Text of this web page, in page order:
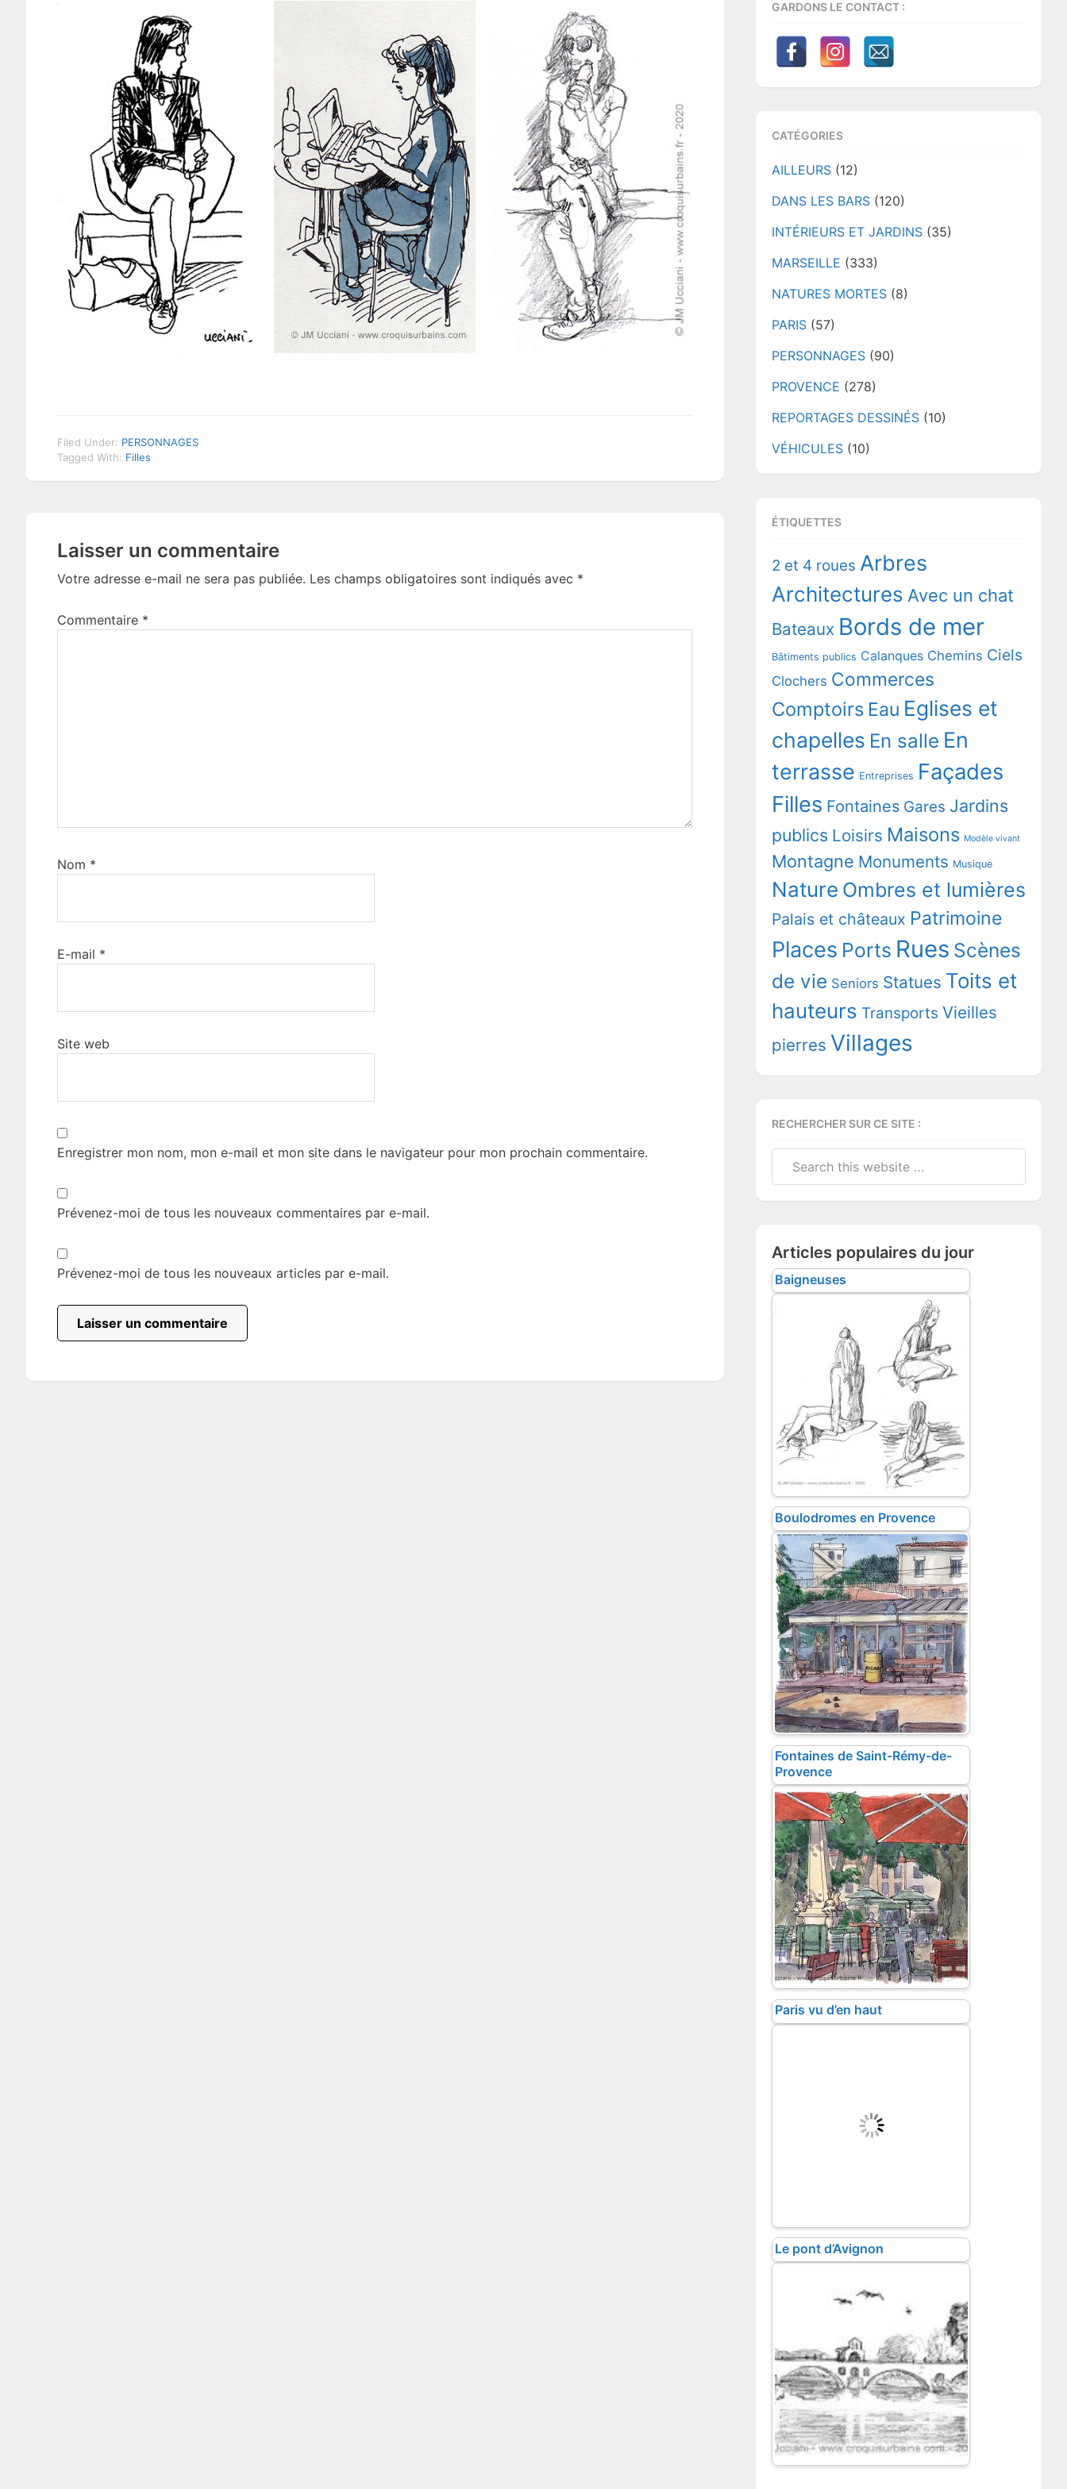
Filed Under: PERSONNAGES
Tagged With: Filles
Interactions
Laisser un commentaire
Votre adresse e-mail ne sera pas publiée. Les champs obligatoires sont indiqués avec *
Commentaire *
Nom *
E-mail *
Site web
Enregistrer mon nom, mon e-mail et mon site dans le navigateur pour mon prochain commentaire.
Prévenez-moi de tous les nouveaux commentaires par e-mail.
Prévenez-moi de tous les nouveaux articles par e-mail.
GARDONS LE CONTACT :
CATÉGORIES
AILLEURS (12)
DANS LES BARS (120)
INTÉRIEURS ET JARDINS (35)
MARSEILLE (333)
NATURES MORTES (8)
PARIS (57)
PERSONNAGES (90)
PROVENCE (278)
REPORTAGES DESSINÉS (10)
VÉHICULES (10)
ÉTIQUETTES
2 et 4 roues Arbres
Architectures Avec un chat
Bateaux Bords de mer
Bâtiments publics Calanques Chemins Ciels
Clochers Commerces
Comptoirs Eau Eglises et
chapelles En salle En
terrasse Entreprises Façades
Filles Fontaines Gares Jardins
publics Loisirs Maisons Modèle vivant
Montagne Monuments Musique
Nature Ombres et lumières
Palais et châteaux Patrimoine
Places Ports Rues Scènes
de vie Seniors Statues Toits et
hauteurs Transports Vieilles
pierres Villages
RECHERCHER SUR CE SITE :
Articles populaires du jour
Baigneuses
Boulodromes en Provence
Fontaines de Saint-Rémy-de-
Provence
Paris vu d’en haut
Le pont d’Avignon